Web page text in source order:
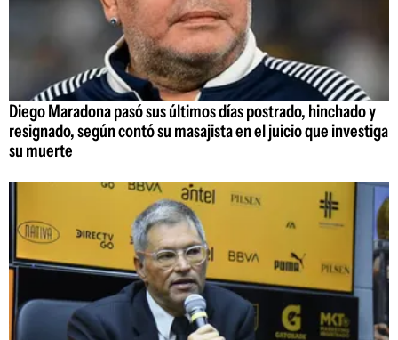
Diego Maradona pasó sus últimos días postrado, hinchado y
resignado, según contó su masajista en el juicio que investiga
su muerte